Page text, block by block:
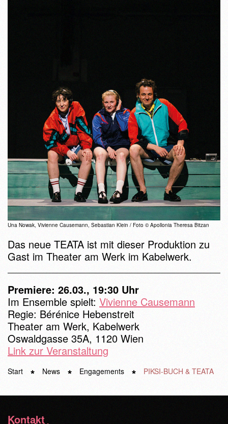
Una Nowak, Vivienne Causemann, Sebastian Klein / Foto © Apollonia Theresa Bitzan
Das neue TEATA ist mit dieser Produktion zu
Gast im Theater am Werk im Kabelwerk.
Premiere: 26.03., 19:30 Uhr
Im Ensemble spielt: Vivienne Causemann
Regie: Bérénice Hebenstreit
Theater am Werk, Kabelwerk
Oswaldgasse 35A, 1120 Wien
Link zur Veranstaltung
Start News Engagements PIKSI-BUCH & TEATA
Kontakt